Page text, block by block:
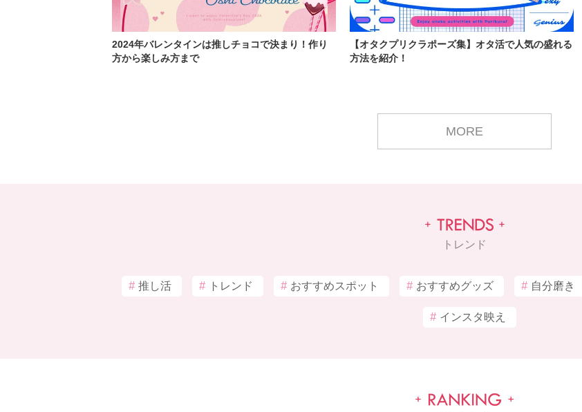
2024年バレンタインは推しチョコで決まり！作り
方から楽しみ方まで
【オタクプリクラポーズ集】オタ活で人気の盛れる
方法を紹介！
MORE
トレンド
# 推し活 # トレンド # おすすめスポット # おすすめグッズ # 自分磨き
# インスタ映え